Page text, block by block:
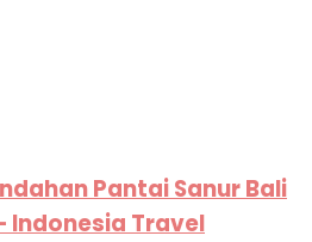
Pantai Sanur Bali
Indonesia Travel